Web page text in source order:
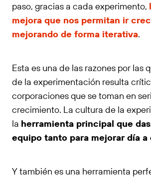
paso, gracias a cada experimento,
mejora que nos permitan ir
mejorando de forma iterativa.
Esta es una de las razones por las
de la experimentación resulta
corporaciones que se toman en
crecimiento. La cultura de la
la herramienta principal que
equipo tanto para mejorar día a
Y también es una herramienta